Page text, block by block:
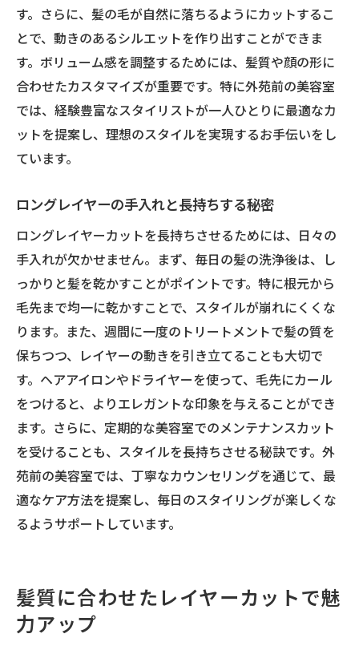
す。さらに、髪の毛が自然に落ちるようにカットするこ
とで、動きのあるシルエットを作り出すことができま
す。ボリューム感を調整するためには、髪質や顔の形に
合わせたカスタマイズが重要です。特に外苑前の美容室
では、経験豊富なスタイリストが一人ひとりに最適なカ
ットを提案し、理想のスタイルを実現するお手伝いをし
ています。
ロングレイヤーの手入れと長持ちする秘密
ロングレイヤーカットを長持ちさせるためには、日々の
手入れが欠かせません。まず、毎日の髪の洗浄後は、し
っかりと髪を乾かすことがポイントです。特に根元から
毛先まで均一に乾かすことで、スタイルが崩れにくくな
ります。また、週間に一度のトリートメントで髪の質を
保ちつつ、レイヤーの動きを引き立てることも大切で
す。ヘアアイロンやドライヤーを使って、毛先にカール
をつけると、よりエレガントな印象を与えることができ
ます。さらに、定期的な美容室でのメンテナンスカット
を受けることも、スタイルを長持ちさせる秘訣です。外
苑前の美容室では、丁寧なカウンセリングを通じて、最
適なケア方法を提案し、毎日のスタイリングが楽しくな
るようサポートしています。
髪質に合わせたレイヤーカットで魅
力アップ